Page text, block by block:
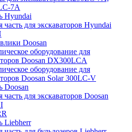
7A
Hyundai
часть для экскаваторов Hyundai
Doosan
оборудование для
Doosan DX300LCA
оборудование для
Doosan Solar 300LC-V
Doosan
часть для экскаваторов Doosan
Liebherr